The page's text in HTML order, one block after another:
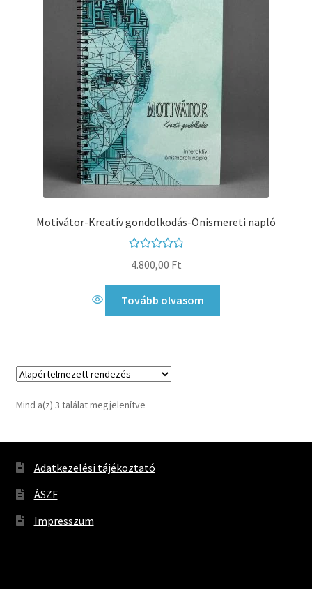
Motivátor-Kreatív gondolkodás-Önismereti napló
4.87/ 5
4.800,00 Ft
Tovább olvasom
Mind a(z) 3 találat megjelenítve
Adatkezelési tájékoztató
ÁSZF
Impresszum